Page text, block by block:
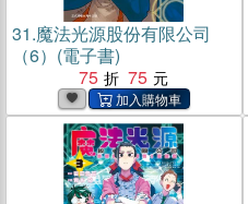
31.魔法光源股份有限公司
（6）(電子書)
75
75